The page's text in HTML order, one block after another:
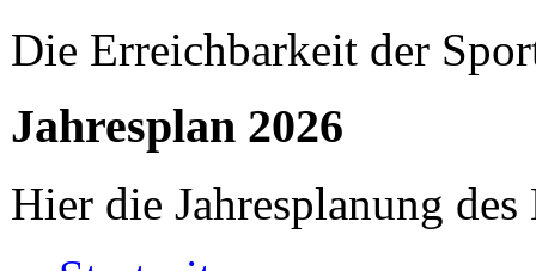
Die Erreichbarkeit der
Jahresplan 2026
Hier die Jahresplanung